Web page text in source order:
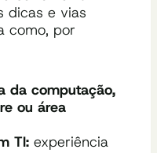
dicas e vias
como, por
da computação,
ou área
TI: experiência